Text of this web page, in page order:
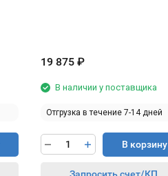
19 875 ₽
В наличии у поставщика
Отгрузка в течение 7-14 дней
В корзину